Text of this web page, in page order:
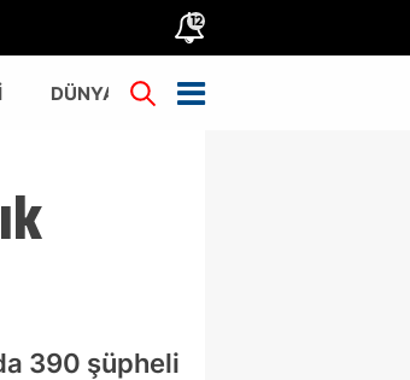
12
DÜNYA TÜRKİYE
390 şüpheli